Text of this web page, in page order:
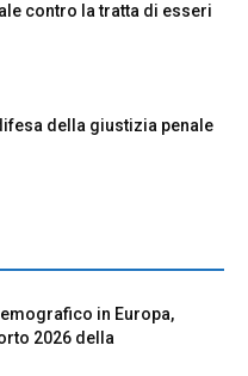
contro la tratta di esseri
della giustizia penale
in Europa,
2026 della